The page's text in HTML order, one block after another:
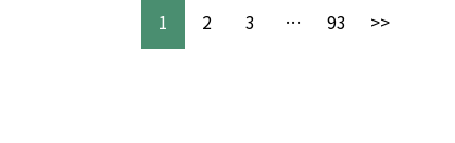
1 2 3 … 93 >>